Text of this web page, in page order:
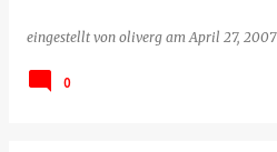
eingestellt von oliverg amApril 27, 2007
0